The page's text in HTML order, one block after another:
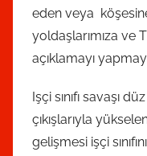
eden veya
yoldaşlarımıza ve
açıklamayı
Işçi sınıfı savaşı
çıkışlarıyla
gelişmesi işçi